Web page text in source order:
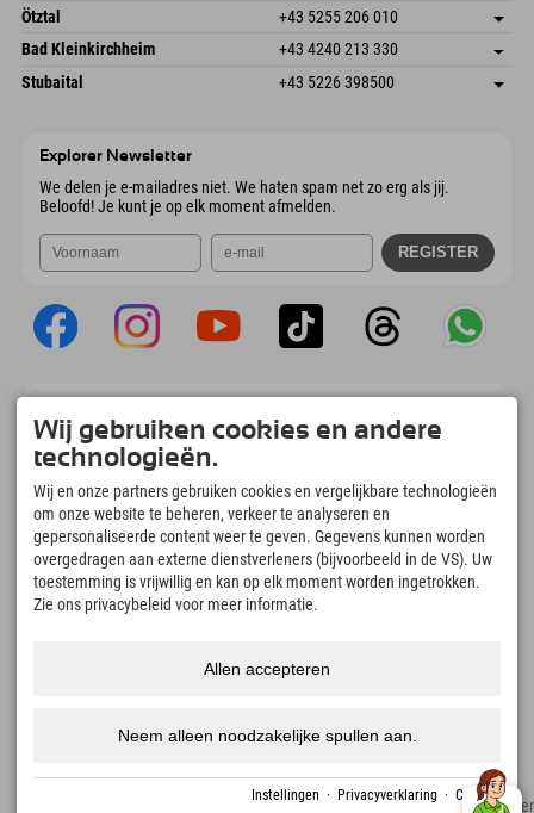
Oostenrijk
Booking
Freizeitpark 10
Oostenrijk
Adres opslaan
Booking
Ötztal +43 5255 206 010
Gscheat 14
Oostenrijk
Adres opslaan
Booking
Bad Kleinkirchheim +43 4240 213 330
Dorfstraße 24
Adres opslaan
Stubaital +43 5226 398500
Explorer Newsletter
We delen je e-mailadres niet. We haten spam net zo erg als jij.
Beloofd! Je kunt je op elk moment afmelden.
Upload je #ExplorerMoments, Mijn Explorer
To Go met een boekingsoverzicht, bucketlist,
restaurantoverzicht en nog veel meer.
Download nu!
Tijd voor ontdekkingsmomenten
166
Bergmeren en
4.634km
97
Toegankelijkheid pers
Wij gebruiken cookies en andere
technologieën.
Wij en onze partners gebruiken cookies en vergelijkbare technologieën
om onze website te beheren, verkeer te analyseren en
gepersonaliseerde content weer te geven. Gegevens kunnen worden
overgedragen aan externe dienstverleners (bijvoorbeeld in de VS). Uw
toestemming is vrijwillig en kan op elk moment worden ingetrokken.
Zie ons privacybeleid voor meer informatie.
Allen accepteren
Neem alleen noodzakelijke spullen aan.
Instellingen · Privacyverklaring · Colofon